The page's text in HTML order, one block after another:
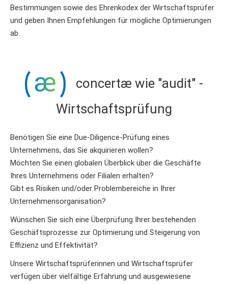
Bestimmungen sowie des Ehrenkodex der Wirtschaftsprüfer
und geben Ihnen Empfehlungen für mögliche Optimierungen
ab.
concertæ wie "audit" -
Wirtschaftsprüfung
Benötigen Sie eine Due-Diligence-Prüfung eines
Unternehmens, das Sie akquirieren wollen?
Möchten Sie einen globalen Überblick über die Geschäfte
Ihres Unternehmens oder Filialen erhalten?
Gibt es Risiken und/oder Problembereiche in Ihrer
Unternehmensorganisation?
Wünschen Sie sich eine Überprüfung Ihrer bestehenden
Geschäftsprozesse zur Optimierung und Steigerung von
Effizienz und Effektivität?
Unsere Wirtschaftsprüferinnen und Wirtschaftsprüfer
verfügen über vielfältige Erfahrung und ausgewiesene